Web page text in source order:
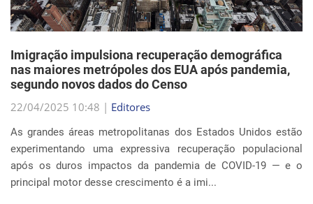
As grandes áreas metropolitanas dos Estados Unidos estão
experimentando uma expressiva recuperação populacional
principal motor desse crescimento é a imi...
EVENTOS